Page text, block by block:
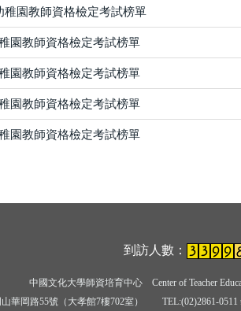
稚園教師資格檢定考試榜單
園教師資格檢定考試榜單
園教師資格檢定考試榜單
園教師資格檢定考試榜單
園教師資格檢定考試榜單
到訪人數：
中國文化大學師資培育中心 Center of Teacher
山華岡路55號（大孝館7樓702室） TEL:(02)2861-0511